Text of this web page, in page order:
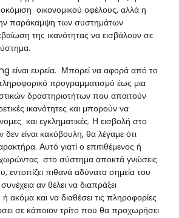
οικονομικού οφέλους, αλλά η
παράκαμψη των συστημάτων
της ικανότητας να εισβάλουν σε
είναι ευρεία. Μπορεί να αφορά από το
προγραμματισμό έως μια
δραστηριοτήτων που απαιτούν
ικανότητες και μπορούν να
και εγκληματικές. Η εισβολή στο
είναι κακόβουλη, θα λέγαμε ότι
Αυτό γιατί ο επιτιθέμενος ή
στο σύστημα αποκτά γνώσεις
εντοπίζει πιθανά αδύνατα σημεία του
αν θέλει να διαπράξει
ακόμα και να διαθέσει τις πληροφορίες
σε κάποιον τρίτο που θα προχωρήσει